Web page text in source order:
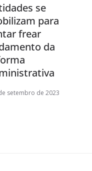
se
para
frear
da
setembro de 2023